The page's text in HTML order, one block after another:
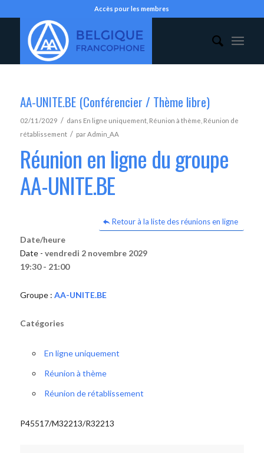
Accès pour les membres
AA-UNITE.BE (Conférencier / Thème libre)
02/11/2029 / dans En ligne uniquement, Réunion à thème Réunion de
rétablissement / parAdmin_AA
Réunion en ligne du groupe
AA-UNITE.BE
Retour à la liste des réunions en ligne
Date/heure
Date - vendredi 2 novembre 2029
19:30 - 21:00
Groupe : AA-UNITE.BE
Catégories
En ligne uniquement
Réunion à thème
Réunion de rétablissement
P45517/M32213/R32213